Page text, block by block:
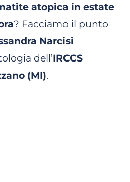
atopica in estate
? Facciamo il punto
Narcisi
dell’IRCCS
(MI).